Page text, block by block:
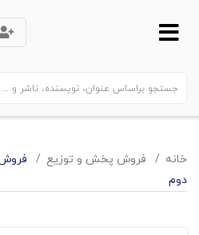
خانه فروش پخش و توزيع
فروش
دوم